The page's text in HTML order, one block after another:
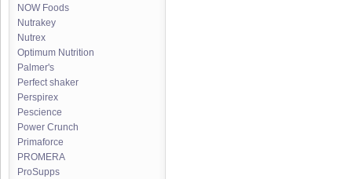
NOW Foods
Nutrakey
Nutrex
Optimum Nutrition
Palmer's
Perfect shaker
Perspirex
Pescience
Power Crunch
Primaforce
PROMERA
ProSupps